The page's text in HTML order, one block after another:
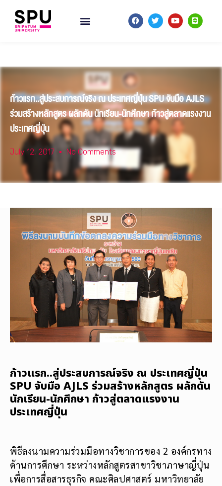
ก้าวแรก..สู่ประสบการณ์จริง ณ ประเทศญี่ปุ่น SPU จับมือ AJLS
ร่วมสร้างหลักสูตร ผลักดัน นักเรียน-นักศึกษา ก้าวสู่ตลาดแรงงาน
ประเทศญี่ปุ่น
July 12, 2017 No Comments
ก้าวแรก..สู่ประสบการณ์จริง ณ ประเทศญี่ปุ่น
SPU จับมือ AJLS ร่วมสร้างหลักสูตร ผลักดัน
นักเรียน-นักศึกษา ก้าวสู่ตลาดแรงงาน
ประเทศญี่ปุ่น
พิธีลงนามความร่วมมือทางวิชาการของ 2 องค์กรทาง
ด้านการศึกษา ระหว่างหลักสูตรสาขาวิชาภาษาญี่ปุ่น
เพื่อการสื่อสารธุรกิจ คณะศิลปศาสตร์ มหาวิทยาลัย